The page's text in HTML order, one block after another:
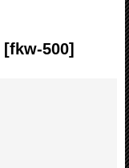
[fkw-500]